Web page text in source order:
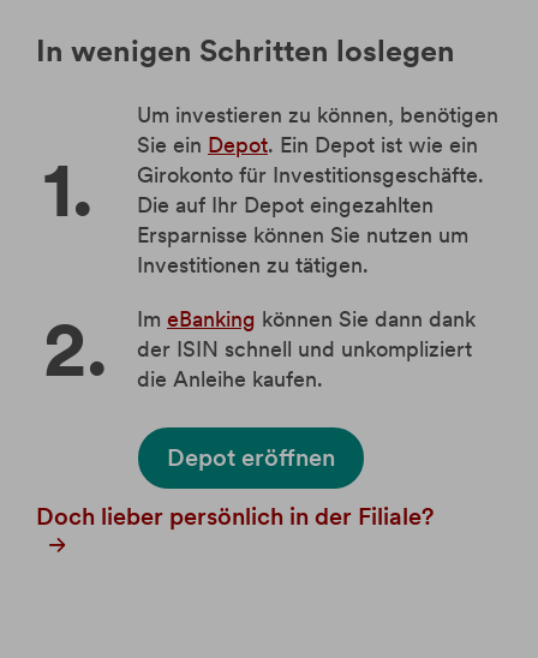
In wenigen Schritten loslegen
Um investieren zu können, benötigen
Sie ein Depot. Ein Depot ist wie ein
Girokonto für Investitionsgeschäfte.
Die auf Ihr Depot eingezahlten
Ersparnisse können Sie nutzen um
Investitionen zu tätigen.
Im eBanking können Sie dann dank
der ISIN schnell und unkompliziert
die Anleihe kaufen.
Depot eröffnen
Doch lieber persönlich in der Filiale?